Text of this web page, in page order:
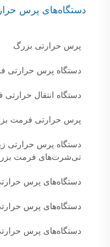
دستگاه‌های پرس
پرس حرارتی بزرگ
دستگاه پرس حرارتی
دستگاه انتقال
پرس حرارتی فرمت
دستگاه پرس حرارتی
تی‌شرت‌های فرمت
دستگاه‌های پرس
دستگاه‌های پرس
دستگاه‌های پرس